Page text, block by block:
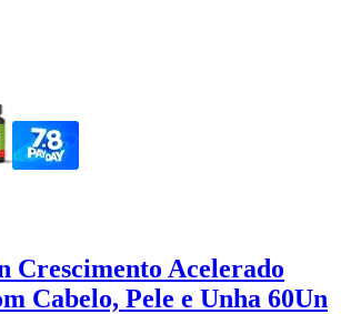
Acelerado
Cabelo, Pele e Unha 60Un